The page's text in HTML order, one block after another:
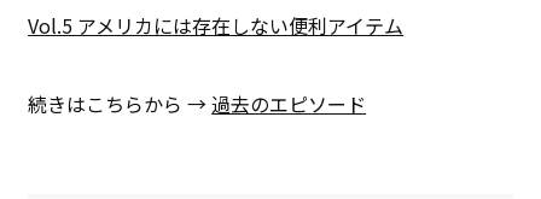
Vol.5 アメリカには存在しない便利アイテム
続きはこちらから →過去のエピソード